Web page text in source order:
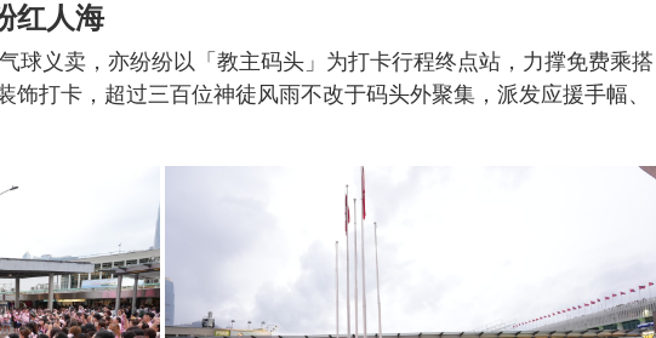
g
红人海
球义卖，亦纷纷以「教主码头」为打卡行程终点站，力撑免费乘搭
饰打卡，超过三百位神徒风雨不改于码头外聚集，派发应援手幅、